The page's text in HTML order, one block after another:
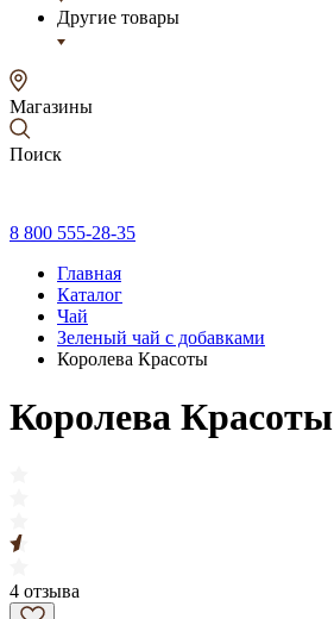
Другие товары
Магазины
Поиск
8 800 555-28-35
Главная
Каталог
Чай
Зеленый чай с добавками
Королева Красоты
Королева Красоты
4 отзыва